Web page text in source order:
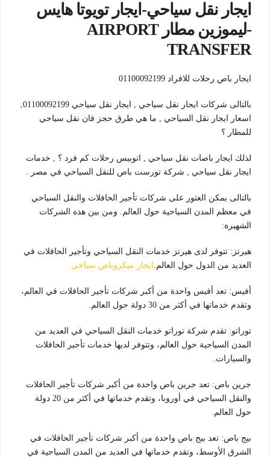
ايجار نقل سياحي-ايجار تويوتا هايس
-ليموزين مطار AIRPORT
TRANSFER
ايجار باص رحلات للافراد 01100092199
بالتالى شركات ايجار نقل سياحي , ايجار نقل سياحي 01100092199,
اسعار ايجار نقل السياحي , ما هي طرق حجز فان نقل سياحي
للمطار ؟
لذلك ايجار باصات نقل سياحي , اتوبيس رحلات كم فرد ؟ , خدمات
ايجار نقل سياحي , شركة تورست باص للنقل السياحي في مصر .
بالتالى يمكن العثور على شركات تأجير الحافلات والنقل السياحي
في معظم المدن السياحية حول العالم. ومن بين هذه الشركات
الشهيرة:
هيرتز: تتوفر لدى هيرتز خدمات النقل السياحي وتأجير الحافلات في
العديد من الدول حول العالم. ايجار ميكروباص سياحى
أفيس: تعد أفيس واحدة من أكبر شركات تأجير الحافلات في العالم،
وتقدم خدماتها في أكثر من 30 دولة حول العالم.
توراتو: تقدم شركة توراتو خدمات النقل السياحي في العديد من
المدن السياحية حول العالم، وتتوفر لديها خدمات تأجير الحافلات
والسيارات.
جرين باص: تعد جرين باص واحدة من أكبر شركات تأجير الحافلات
والنقل السياحي في أوروبا، وتقدم خدماتها في أكثر من 20 دولة
حول العالم.
بيج باص: تعد بيج باص واحدة من أكبر شركات تأجير الحافلات في
الشرق الأوسط، وتقدم خدماتها في العديد من المدن السياحية في